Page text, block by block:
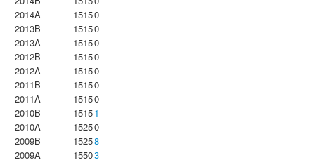
2014A
15150
2013B
15150
2013A
15150
2012B
15150
2012A
15150
2011B
15150
2011A
15150
2010B
15151
2010A
15250
2009B
15258
2009A
15503